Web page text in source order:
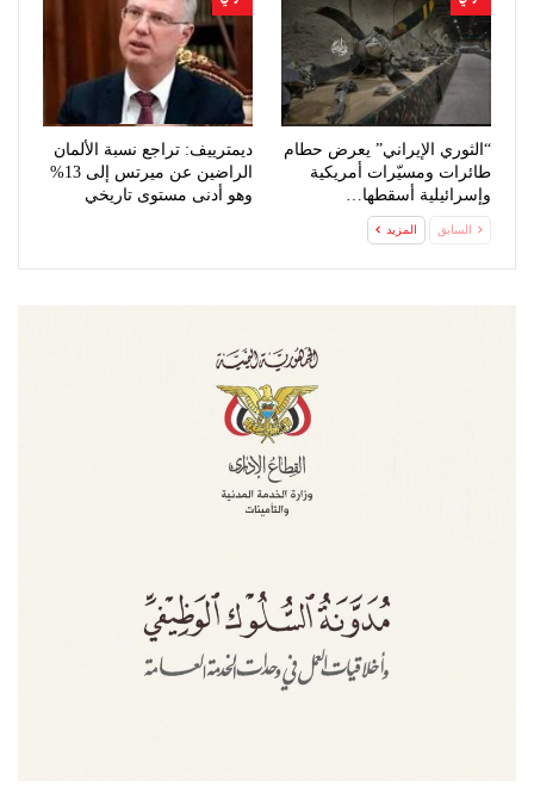
“الثوري الإيراني” يعرض حطام
طائرات ومسيّرات أمريكية
وإسرائيلية أسقطها…
ديمترييف: تراجع نسبة الألمان
الراضين عن ميرتس إلى 13%
وهو أدنى مستوى تاريخي
السابق المزيد